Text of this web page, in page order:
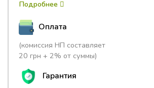
Подробнее
Оплата
(комиссия НП составляет
20 грн + 2% от суммы)
Гарантия